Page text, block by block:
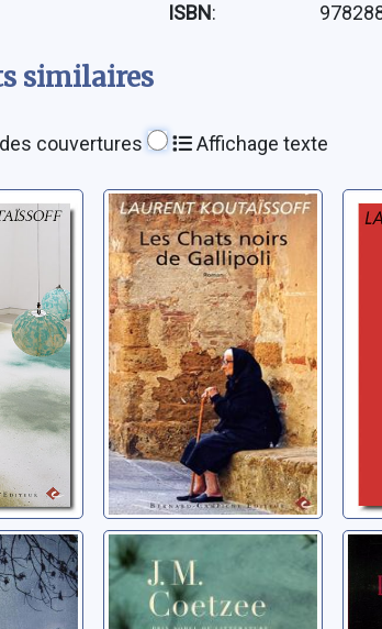
ISBN:
similaires
couvertures Affichage texte
Les chats noirs
de Gallipoli
Koutaïssoff, Laurent
Le Polonais
Coetzee, John Maxwell